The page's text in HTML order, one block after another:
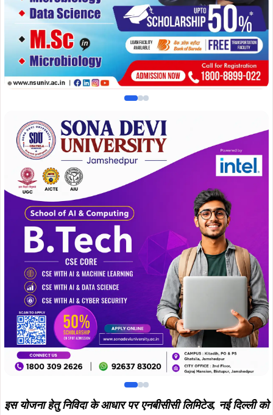
इस योजना हेतु निविदा के आधार पर एनबीसीसी लिमिटेड, नई दिल्ली को